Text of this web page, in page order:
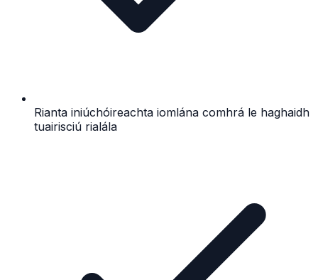
Rianta iniúchóireachta iomlána comhrá le haghaidh
tuairisciú rialála